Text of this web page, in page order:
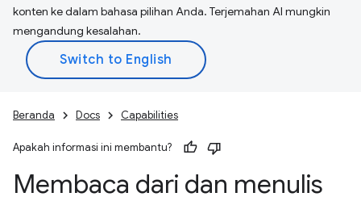
konten ke dalam bahasa pilihan Anda. Terjemahan AI mungkin
mengandung kesalahan.
Beranda Docs Capabilities
Apakah informasi ini membantu?
Membaca dari dan menulis